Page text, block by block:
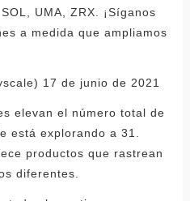
UMA, ZRX. ¡Síganos
a medida que ampliamos
17 de junio de 2021
elevan el número total de
está explorando a 31.
productos que rastrean
diferentes.